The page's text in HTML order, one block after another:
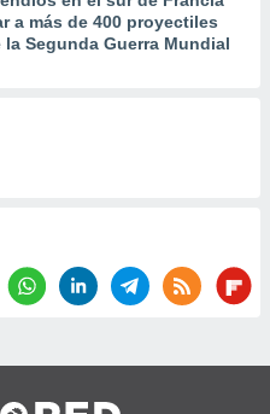
a más de 400 proyectiles
Segunda Guerra Mundial